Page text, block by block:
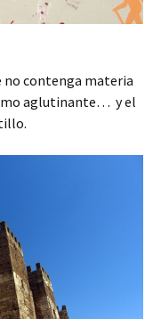
no contenga materia
aglutinante… y el